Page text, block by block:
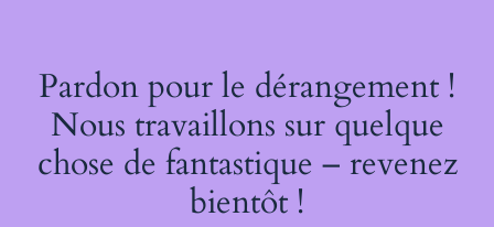
Pardon pour le dérangement !
Nous travaillons sur quelque
chose de fantastique – revenez
bientôt !